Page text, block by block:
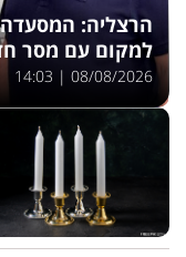
הרצליה:
למקום עם מסר
08/08/2026